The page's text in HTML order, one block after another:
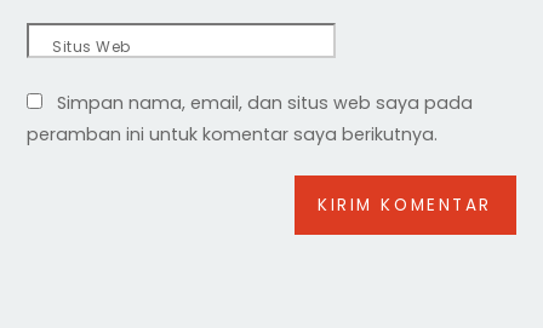
Situs Web
Simpan nama, email, dan situs web saya pada
peramban ini untuk komentar saya berikutnya.